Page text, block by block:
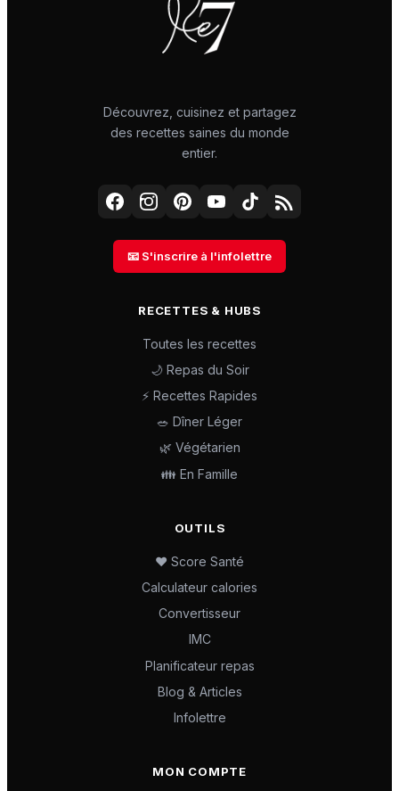
Découvrez, cuisinez et partagez
des recettes saines du monde
entier.
📧 S'inscrire à l'infolettre
RECETTES & HUBS
Toutes les recettes
🌙 Repas du Soir
⚡ Recettes Rapides
🥗 Dîner Léger
🌿 Végétarien
👪 En Famille
OUTILS
❤️ Score Santé
Calculateur calories
Convertisseur
IMC
Planificateur repas
Blog & Articles
Infolettre
MON COMPTE